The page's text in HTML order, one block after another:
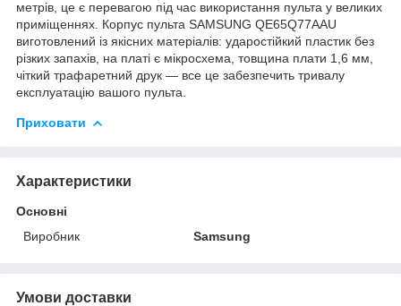
метрів, це є перевагою під час використання пульта у великих
приміщеннях. Корпус пульта SAMSUNG QE65Q77AAU
виготовлений із якісних матеріалів: ударостійкий пластик без
різких запахів, на платі є мікросхема, товщина плати 1,6 мм,
чіткий трафаретний друк — все це забезпечить тривалу
експлуатацію вашого пульта.
Приховати
Характеристики
Основні
Виробник
Samsung
Умови доставки